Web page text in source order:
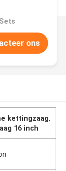
ons
kettingzaag,
16 inch